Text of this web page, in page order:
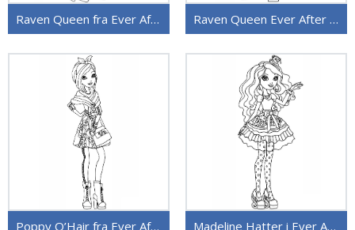
Raven Queen fra Ever After High Raven Queen Ever After High
Poppy O’Hair fra Ever After High Madeline Hatter i Ever After High